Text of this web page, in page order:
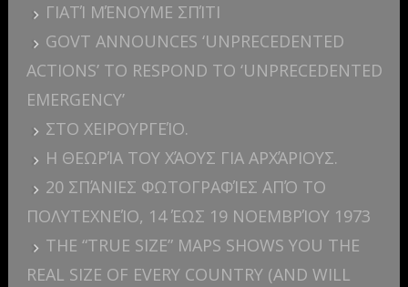
ΓΙΑΤΊ ΜΈΝΟΥΜΕ ΣΠΊΤΙ
GOVT ANNOUNCES ‘UNPRECEDENTED
ACTIONS’ TO RESPOND TO ‘UNPRECEDENTED
EMERGENCY’
ΣΤΟ ΧΕΙΡΟΥΡΓΕΊΟ.
Η ΘΕΩΡΊΑ ΤΟΥ ΧΆΟΥΣ ΓΙΑ ΑΡΧΆΡΙΟΥΣ.
20 ΣΠΆΝΙΕΣ ΦΩΤΟΓΡΑΦΊΕΣ ΑΠΌ ΤΟ
ΠΟΛΥΤΕΧΝΕΊΟ, 14 ΈΩΣ 19 ΝΟΕΜΒΡΊΟΥ 1973
THE “TRUE SIZE” MAPS SHOWS YOU THE
REAL SIZE OF EVERY COUNTRY (AND WILL